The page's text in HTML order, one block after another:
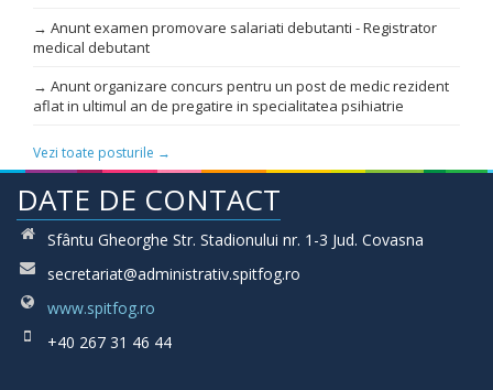
→ Anunt examen promovare salariati debutanti - Registrator
medical debutant
→ Anunt organizare concurs pentru un post de medic rezident
aflat in ultimul an de pregatire in specialitatea psihiatrie
Vezi toate posturile →
DATE DE CONTACT
Sfântu Gheorghe Str. Stadionului nr. 1-3 Jud. Covasna
secretariat@administrativ.spitfog.ro
www.spitfog.ro
+40 267 31 46 44